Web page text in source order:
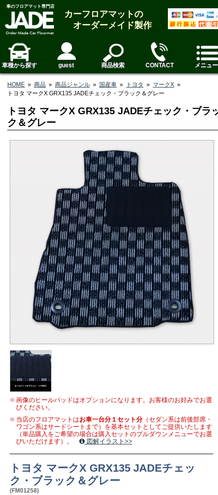
車のフロアマット専門店
カーフロアマットの
オーダーメイド製作
車種から探す guest 商品検索 CONTACT メニュー
HOME » 商品 » 商品ジャンル » 国産車 » トヨタ » マークX »
トヨタ マークX GRX135 JADEチェック・ブラック＆グレー
トヨタ マークX GRX135 JADEチェック・ブラ
ク＆グレー
画像のヒールパッドはオプションになります。お客様のお好みでお選
びください。
当店のフロアマットはお車一台分１セット分（セダン系は前後部席・
ワゴン系はサードシートまで）を基本セットとしてご提供いたします
（単品購入をご希望の場合は購入セットのプルダウンメニューでお選
びいただけます）。
図解イラスト>>
トヨタ マークX GRX135 JADEチェッ
ク・ブラック＆グレー
(FM01258)